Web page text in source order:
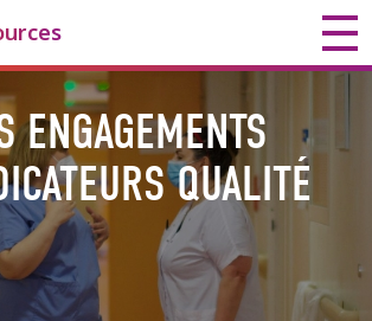
ENGAGEMENTS
QUALITÉ